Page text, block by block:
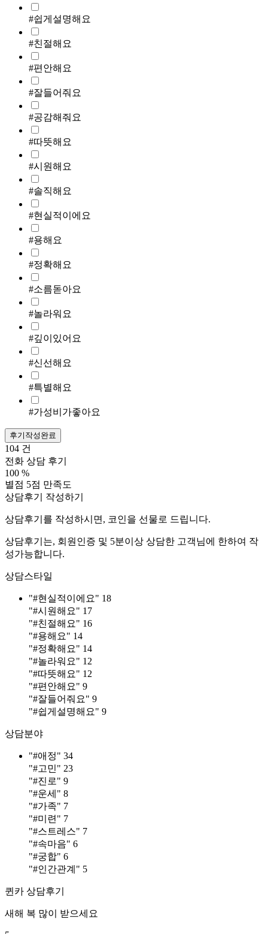
#쉽게설명해요
#친절해요
#편안해요
#잘들어줘요
#공감해줘요
#따뜻해요
#시원해요
#솔직해요
#현실적이에요
#용해요
#정확해요
#소름돋아요
#놀라워요
#깊이있어요
#신선해요
#특별해요
#가성비가좋아요
후기작성완료
104 건
전화 상담 후기
100 %
별점 5점 만족도
상담후기 작성하기
상담후기를 작성하시면, 코인을 선물로 드립니다.
상담후기는, 회원인증 및 5분이상 상담한 고객님에 한하여 작
성가능합니다.
상담스타일
"#현실적이에요" 18
"#시원해요" 17
"#친절해요" 16
"#용해요" 14
"#정확해요" 14
"#놀라워요" 12
"#따뜻해요" 12
"#편안해요" 9
"#잘들어줘요" 9
"#쉽게설명해요" 9
상담분야
"#애정" 34
"#고민" 23
"#진로" 9
"#운세" 8
"#가족" 7
"#미련" 7
"#스트레스" 7
"#속마음" 6
"#궁합" 6
"#인간관계" 5
퀸카 상담후기
새해 복 많이 받으세요